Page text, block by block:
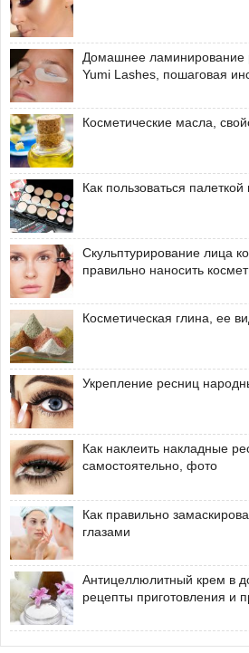
Домашнее ламинирование
Yumi Lashes, пошаговая
Косметические масла,
Как пользоваться
Скульптурирование лица
правильно наносить
Косметическая глина, ее
Укрепление ресниц
Как наклеить накладные
самостоятельно, фото
Как правильно
глазами
Антицеллюлитный крем в
рецепты приготовления и